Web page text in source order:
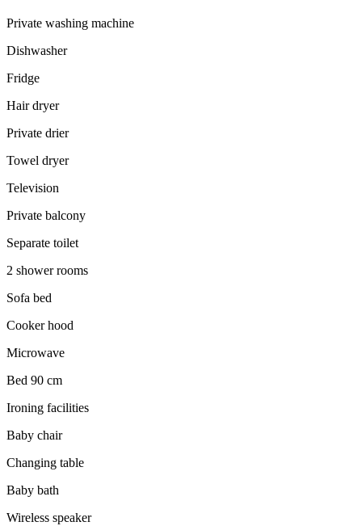
Private washing machine
Dishwasher
Fridge
Hair dryer
Private drier
Towel dryer
Television
Private balcony
Separate toilet
2 shower rooms
Sofa bed
Cooker hood
Microwave
Bed 90 cm
Ironing facilities
Baby chair
Changing table
Baby bath
Wireless speaker